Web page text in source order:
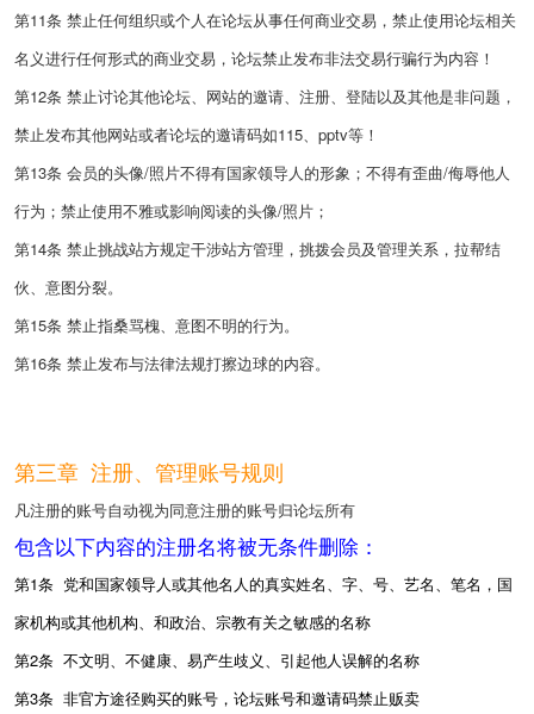
第11条 禁止任何组织或个人在论坛从事任何商业交易，禁止使用论坛相关
名义进行任何形式的商业交易，论坛禁止发布非法交易行骗行为内容！
第12条 禁止讨论其他论坛、网站的邀请、注册、登陆以及其他是非问题，
禁止发布其他网站或者论坛的邀请码如115、pptv等！
第13条 会员的头像/照片不得有国家领导人的形象；不得有歪曲/侮辱他人
行为；禁止使用不雅或影响阅读的头像/照片；
第14条 禁止挑战站方规定干涉站方管理，挑拨会员及管理关系，拉帮结
伙、意图分裂。
第15条 禁止指桑骂槐、意图不明的行为。
第16条 禁止发布与法律法规打擦边球的内容。
第三章 注册、管理账号规则
凡注册的账号自动视为同意注册的账号归论坛所有
包含以下内容的注册名将被无条件删除：
第1条 党和国家领导人或其他名人的真实姓名、字、号、艺名、笔名，国
家机构或其他机构、和政治、宗教有关之敏感的名称
第2条 不文明、不健康、易产生歧义、引起他人误解的名称
第3条 非官方途径购买的账号，论坛账号和邀请码禁止贩卖